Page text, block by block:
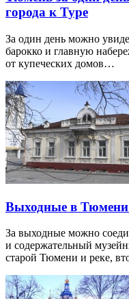
города к Туре
За один день можно
барокко и главную
от купеческих домов…
Выходные в
За выходные можно
и содержательный
старой Тюмени и реке,